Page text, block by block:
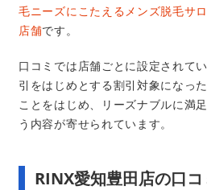
毛ニーズにこたえるメンズ脱毛サ
店舗です。
口コミでは店舗ごとに設定されて
引をはじめとする割引対象になっ
ことをはじめ、リーズナブルに満
う内容が寄せられています。
RINX愛知豊田店の口